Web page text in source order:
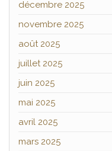
décembre 2025
novembre 2025
août 2025
juillet 2025
juin 2025
mai 2025
avril 2025
mars 2025